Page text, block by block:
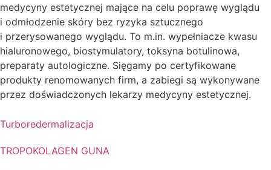
medycyny estetycznej mające na celu poprawę wyglądu
i odmłodzenie skóry bez ryzyka sztucznego
i przerysowanego wyglądu. To m.in. wypełniacze kwasu
hialuronowego, biostymulatory, toksyna botulinowa,
preparaty autologiczne. Sięgamy po certyfikowane
produkty renomowanych firm, a zabiegi są wykonywane
przez doświadczonych lekarzy medycyny estetycznej.
Turboredermalizacja
TROPOKOLAGEN GUNA